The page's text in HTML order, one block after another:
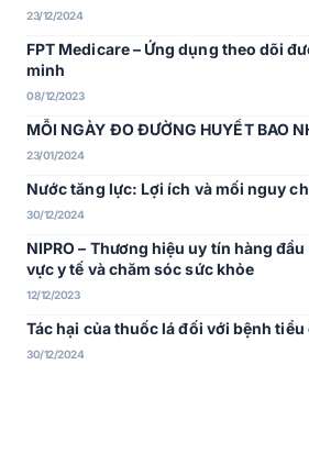
23/12/2024
FPT Medicare – Ứng dụng theo dõi
minh
08/12/2023
MỖI NGÀY ĐO ĐƯỜNG HUYẾT BAO
23/01/2024
Nước tăng lực: Lợi ích và mối nguy
30/12/2024
NIPRO – Thương hiệu uy tín hàng
vực y tế và chăm sóc sức khỏe
12/12/2023
Tác hại của thuốc lá đối với bệnh tiểu
30/12/2024